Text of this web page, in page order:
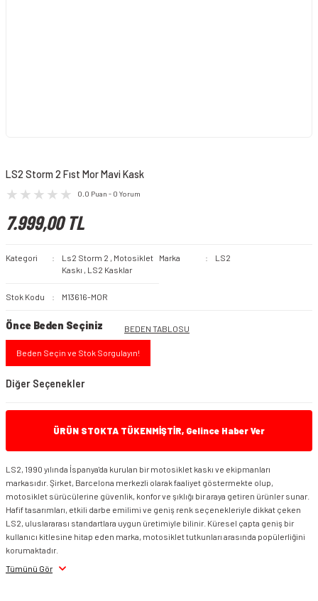
LS2 Storm 2 Fıst Mor Mavi Kask
0.0 Puan - 0 Yorum
7.999,00 TL
Kategori Ls2 Storm 2 , Motosiklet
Kaskı , LS2 Kasklar
Marka LS2
Stok Kodu M13616-MOR
Önce Beden Seçiniz BEDEN TABLOSU
Beden Seçin ve Stok Sorgulayın!
Diğer Seçenekler
ÜRÜN STOKTA TÜKENMİŞTİR, Gelince Haber Ver
LS2, 1990 yılında İspanya'da kurulan bir motosiklet kaskı ve ekipmanları
markasıdır. Şirket, Barcelona merkezli olarak faaliyet göstermekte olup,
motosiklet sürücülerine güvenlik, konfor ve şıklığı bir araya getiren ürünler sunar.
Hafif tasarımları, etkili darbe emilimi ve geniş renk seçenekleriyle dikkat çeken
LS2, uluslararası standartlara uygun üretimiyle bilinir. Küresel çapta geniş bir
kullanıcı kitlesine hitap eden marka, motosiklet tutkunları arasında popülerliğini
korumaktadır.
Tümünü Gör